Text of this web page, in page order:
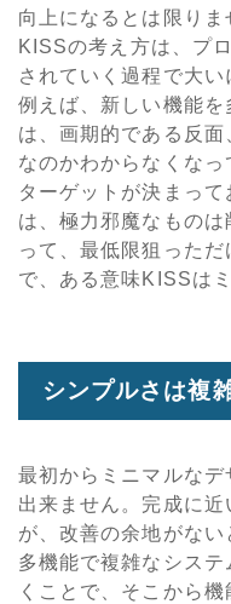
向上になるとは限りま
KISSの考え方は、プ
されていく過程で大い
例えば、新しい機能
は、画期的である反
なのかわからなくなっ
ターゲットが決まっ
は、極力邪魔なもの
って、最低限狙った
で、ある意味KISSは
シンプルさは複
最初からミニマルな
出来ません。完成に
が、改善の余地がない
多機能で複雑なシス
くことで、そこから